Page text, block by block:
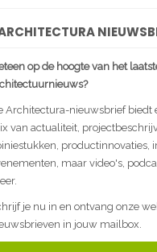
op de hoogte van het
Architectura-nieuwsbrief biedt
van actualiteit,
productinnovaties,
maar video's,
je nu in en ontvang onze
in jouw mailbox.